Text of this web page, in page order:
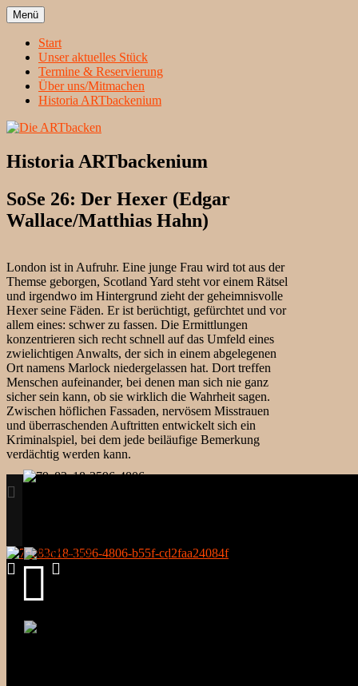
Zum
Inhalt
springen
Die ARTbacken
Menü
Start
Unser aktuelles Stück
Termine & Reservierung
Über uns/Mitmachen
Historia ARTbackenium
Historia ARTbackenium
SoSe 26: Der Hexer (Edgar
Wallace/Matthias Hahn)
London ist in Aufruhr. Eine junge Frau wird tot aus der
Themse geborgen, Scotland Yard steht vor einem Rätsel
und irgendwo im Hintergrund zieht der geheimnisvolle
Hexer seine Fäden. Er ist berüchtigt, gefürchtet und vor
allem eines: schwer zu fassen. Die Ermittlungen
konzentrieren sich recht schnell auf das Umfeld eines
zwielichtigen Anwalts, der sich in einem abgelegenen
Ort namens Marlock niedergelassen hat. Dort treffen
Menschen aufeinander, bei denen man sich nie ganz
sicher sein kann, ob sie wirklich die Wahrheit sagen.
Zwischen höflichen Fassaden, nervösem Misstrauen
und überraschenden Auftritten entwickelt sich ein
Kriminalspiel, bei dem jede beiläufige Bemerkung
verdächtig werden kann.